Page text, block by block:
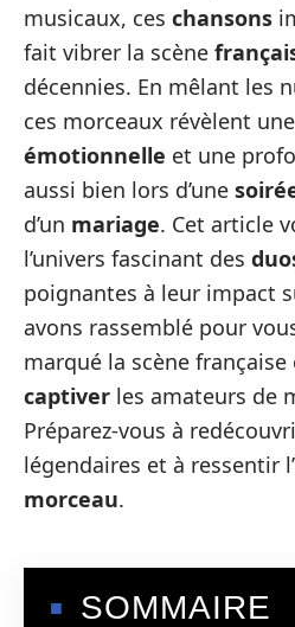
musicaux, ces chansons
fait vibrer la scène
décennies. En mêlant les
ces morceaux révèlent
émotionnelle et une
aussi bien lors d’une
d’un mariage. Cet article
l’univers fascinant des
poignantes à leur impact
avons rassemblé pour
marqué la scène
captiver les amateurs de
Préparez-vous à
légendaires et à ressentir
morceau.
SOMMAIRE